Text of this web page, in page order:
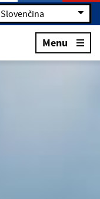
Slovenčina
Menu